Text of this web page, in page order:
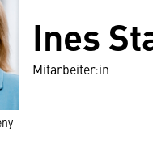
Ines
Mitarbeiter:in